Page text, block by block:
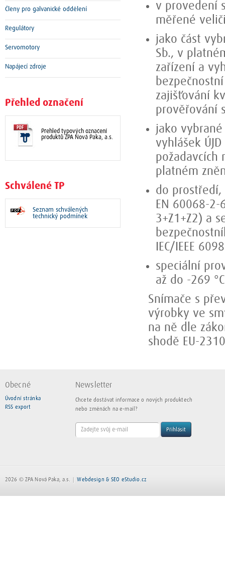
v provedení
měřené
jako část
Sb., v
zařízení a
zajišťování
prověřování
jako
vyhlášek
požadavcích
platném
do prostředí,
EN 60068-
3+Z1+Z2) a
IEC/IEEE
speciální
až do -269 °C
Snímače s
výrobky ve
na ně dle
shodě EU-
Členy pro galvanické oddělení
Regulátory
Servomotory
Napájecí zdroje
Přehled označení
Přehled typových označení
produktů ZPA Nová Paka, a.s.
Schválené TP
Seznam schválených
technický podmínek
Obecné
Úvodní stránka
RSS export
Newsletter
Chcete dostávat informace o nových produktech
nebo změnách na e-mail?
Přihlásit
2026 © ZPA Nová Paka, a.s. Webdesign & SEO eStudio.cz